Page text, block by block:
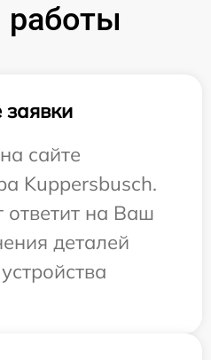
сайте
Kuppersbusch.
ответит на Ваш
деталей